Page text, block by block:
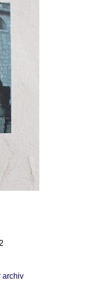
archiv
RECEPTY PRO